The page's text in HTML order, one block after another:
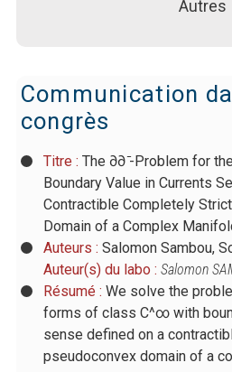
Autres
Communication
congrès
Titre : The ∂∂ ̄-Problem for
Boundary Value in Currents
Contractible Completely
Domain of a Complex
Auteurs : Salomon Sambou,
Auteur(s) du labo : Salomon
Résumé : We solve the
forms of class C^∞ with
sense defined on a
pseudoconvex domain of a